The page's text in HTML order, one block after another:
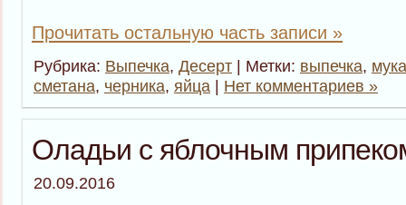
Прочитать остальную часть записи »
Рубрика: Выпечка, Десерт | Метки: выпечка, мука
сметана, черника, яйца | Нет комментариев »
Оладьи с яблочным
20.09.2016